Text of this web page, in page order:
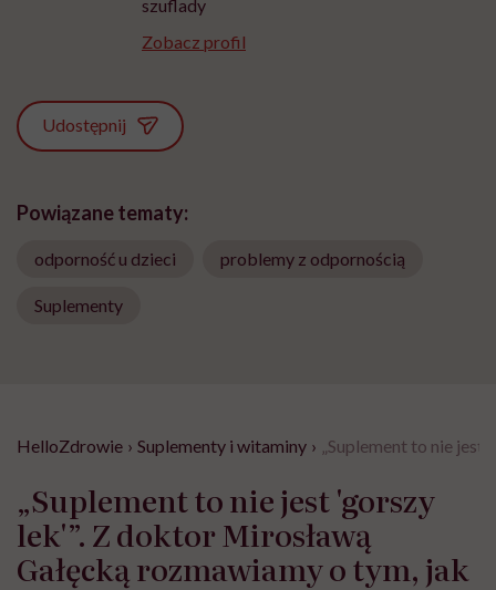
szuflady
Zobacz profil
Udostępnij
Powiązane tematy:
odporność u dzieci problemy z odpornością
Suplementy
HelloZdrowie › Suplementy i witaminy › „Suplement to nie jest
„Suplement to nie jest 'gorszy
lek'”. Z doktor Mirosławą
Gałęcką rozmawiamy o tym, jak